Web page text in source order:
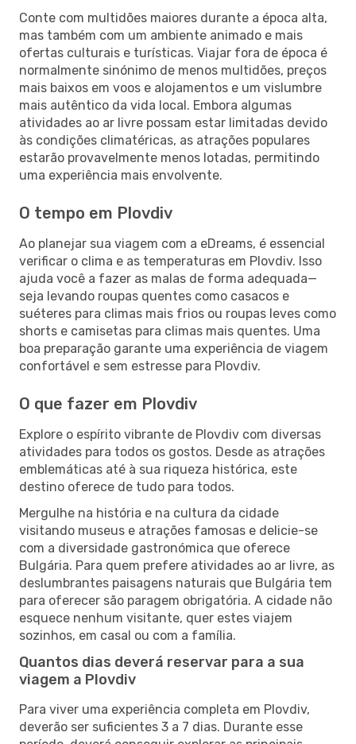
Conte com multidões maiores durante a época alta,
mas também com um ambiente animado e mais
ofertas culturais e turísticas. Viajar fora de época é
normalmente sinónimo de menos multidões, preços
mais baixos em voos e alojamentos e um vislumbre
mais autêntico da vida local. Embora algumas
atividades ao ar livre possam estar limitadas devido
às condições climatéricas, as atrações populares
estarão provavelmente menos lotadas, permitindo
uma experiência mais envolvente.
O tempo em Plovdiv
Ao planejar sua viagem com a eDreams, é essencial
verificar o clima e as temperaturas em Plovdiv. Isso
ajuda você a fazer as malas de forma adequada—
seja levando roupas quentes como casacos e
suéteres para climas mais frios ou roupas leves como
shorts e camisetas para climas mais quentes. Uma
boa preparação garante uma experiência de viagem
confortável e sem estresse para Plovdiv.
O que fazer em Plovdiv
Explore o espírito vibrante de Plovdiv com diversas
atividades para todos os gostos. Desde as atrações
emblemáticas até à sua riqueza histórica, este
destino oferece de tudo para todos.
Mergulhe na história e na cultura da cidade
visitando museus e atrações famosas e delicie-se
com a diversidade gastronómica que oferece
Bulgária. Para quem prefere atividades ao ar livre, as
deslumbrantes paisagens naturais que Bulgária tem
para oferecer são paragem obrigatória. A cidade não
esquece nenhum visitante, quer estes viajem
sozinhos, em casal ou com a família.
Quantos dias deverá reservar para a sua
viagem a Plovdiv
Para viver uma experiência completa em Plovdiv,
deverão ser suficientes 3 a 7 dias. Durante esse